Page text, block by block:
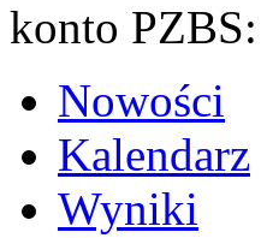
konto PZBS:
Nowości
Kalendarz
Wyniki